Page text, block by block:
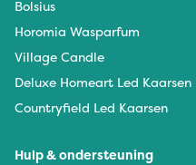
Bolsius
Horomia Wasparfum
Village Candle
Deluxe Homeart Led Kaarsen
Countryfield Led Kaarsen
Hulp & ondersteuning